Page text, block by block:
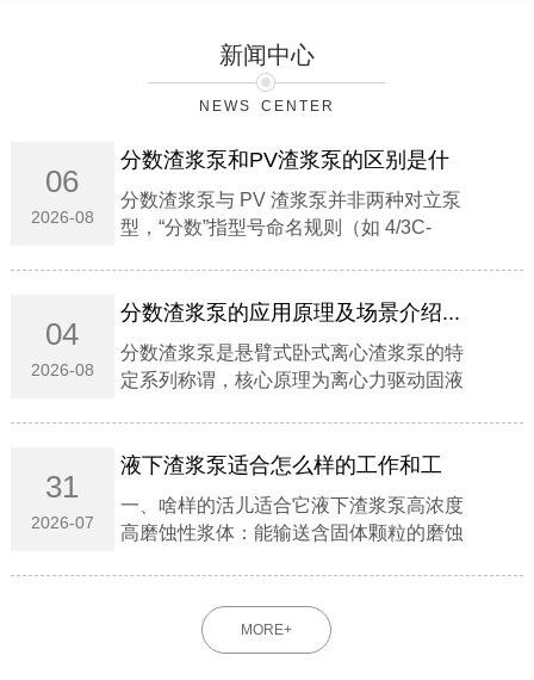
新闻中心
NEWS CENTER
06
2026-08
分数渣浆泵和PV渣浆泵的区别是什
么？...
分数渣浆泵与 PV 渣浆泵并非两种对立泵
型，‌“分数”指型号命名规则（如 4/3C-
式无轴封泵 。...
04
2026-08
分数渣浆泵的应用原理及场景介绍...
分数渣浆泵是‌悬臂式卧式离心渣浆泵‌的特
定系列称谓，核心原理为‌离心力驱动固液
制‌：电机驱动叶轮高速旋转，浆体在离心
31
2026-07
液下渣浆泵适合怎么样的工作和工
况‌...
一、啥样的活儿适合它液下渣浆泵‌高浓度
高磨蚀性浆体‌：能输送含固体颗粒的磨蚀
轴封与轴封水，在吸入量不足的工况下也
能正常运行。‌...
MORE+